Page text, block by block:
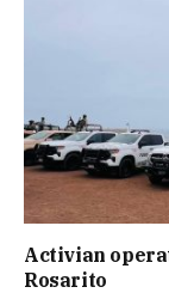
Activian
Rosarito